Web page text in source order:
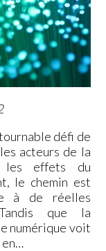
défi de
acteurs de la
les effets du
le chemin est
à de réelles
Tandis que la
numérique voit
en…